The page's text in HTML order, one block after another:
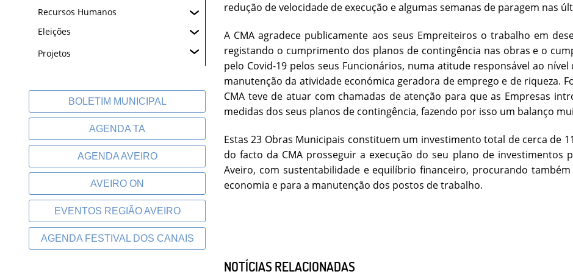
Recursos Humanos
Eleições
Projetos
BOLETIM MUNICIPAL
AGENDA TA
AGENDA AVEIRO
AVEIRO ON
EVENTOS REGIÃO AVEIRO
AGENDA FESTIVAL DOS CANAIS
redução de velocidade de execução e algumas semanas de paragem nas
A CMA agradece publicamente aos seus Empreiteiros o trabalho em
registando o cumprimento dos planos de contingência nas obras e o
pelo Covid-19 pelos seus Funcionários, numa atitude responsável ao
manutenção da atividade económica geradora de emprego e de riqueza.
CMA teve de atuar com chamadas de atenção para que as Empresas
medidas dos seus planos de contingência, fazendo por isso um balanço
Estas 23 Obras Municipais constituem um investimento total de cerca de
do facto da CMA prosseguir a execução do seu plano de
Aveiro, com sustentabilidade e equilíbrio financeiro, procurando
economia e para a manutenção dos postos de trabalho.
NOTÍCIAS RELACIONADAS